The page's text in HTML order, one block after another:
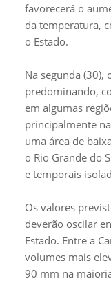
favorecerá o
da temperatura,
o Estado.
Na segunda (30),
predominando,
em algumas
principalmente
uma área de
o Rio Grande do
e temporais
Os valores
deverão oscilar
Estado. Entre a
volumes mais
90 mm na